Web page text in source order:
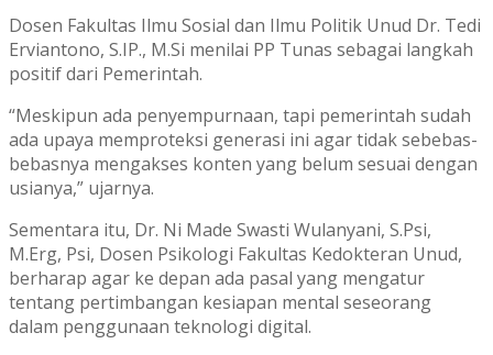
Dosen Fakultas Ilmu Sosial dan Ilmu Politik Unud Dr. Tedi
Erviantono, S.IP., M.Si menilai PP Tunas sebagai langkah
positif dari Pemerintah.
“Meskipun ada penyempurnaan, tapi pemerintah sudah
ada upaya memproteksi generasi ini agar tidak sebebas-
bebasnya mengakses konten yang belum sesuai dengan
usianya,” ujarnya.
Sementara itu, Dr. Ni Made Swasti Wulanyani, S.Psi,
M.Erg, Psi, Dosen Psikologi Fakultas Kedokteran Unud,
berharap agar ke depan ada pasal yang mengatur
tentang pertimbangan kesiapan mental seseorang
dalam penggunaan teknologi digital.